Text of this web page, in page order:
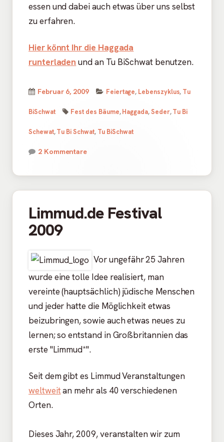
essen und dabei auch etwas über uns selbst
zu erfahren.
Hier könnt Ihr die Haggada
runterladen und an Tu BiSchwat benutzen.
Veröffentlicht
am
Februar 6, 2009 Kategorien
Feiertage, Lebenszyklus, Tu
BiSchwat Schlagwörter
Fest des Bäume,Haggada,Seder,Tu Bi
Schewat,Tu Bi Schwat, Tu BiSchwat
2 Kommentarezu Tu BiSchwat Haggada
Limmud.de Festival
2009
Vor ungefähr 25 Jahren
wurde eine tolle Idee realisiert, man
vereinte (hauptsächlich) jüdische Menschen
und jeder hatte die Möglichkeit etwas
beizubringen, sowie auch etwas neues zu
lernen; so entstand in Großbritannien das
erste "Limmud*".
Seit dem gibt es Limmud Veranstaltungen
weltweitan mehr als 40 verschiedenen
Orten.
Dieses Jahr, 2009, veranstalten wir zum